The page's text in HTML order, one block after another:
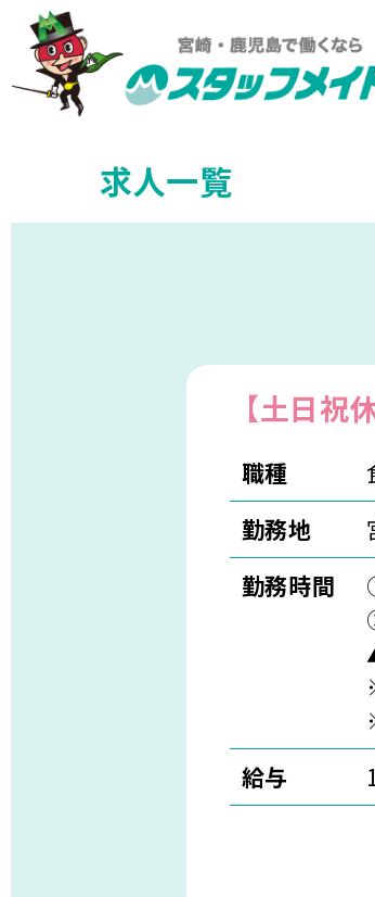
求人一覧
【土日
職種
勤務地
勤務時間
給与